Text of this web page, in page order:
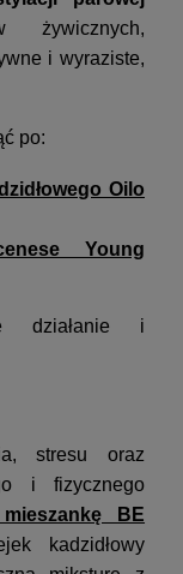
i wyraziste,
po:
Oilo
Young
działanie i
stresu oraz
i fizycznego
mieszankę BE
kadzidłowy